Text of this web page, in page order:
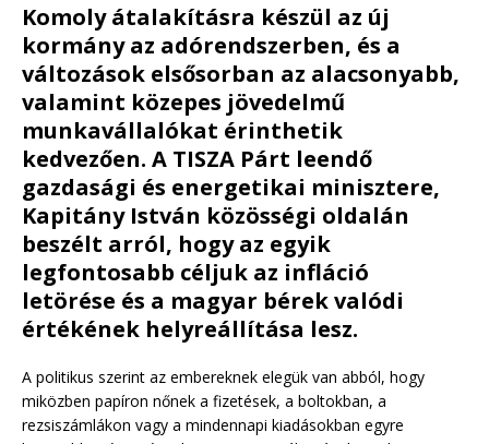
Komoly átalakításra készül az új
kormány az adórendszerben, és a
változások elsősorban az alacsonyabb,
valamint közepes jövedelmű
munkavállalókat érinthetik
kedvezően. A TISZA Párt leendő
gazdasági és energetikai minisztere,
Kapitány István közösségi oldalán
beszélt arról, hogy az egyik
legfontosabb céljuk az infláció
letörése és a magyar bérek valódi
értékének helyreállítása lesz.
A politikus szerint az embereknek elegük van abból, hogy
miközben papíron nőnek a fizetések, a boltokban, a
rezsiszámlákon vagy a mindennapi kiadásokban egyre